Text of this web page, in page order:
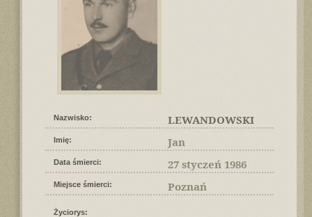
Nazwisko: LEWANDOWSKI
Imię: Jan
Data śmierci: 27 styczeń 1986
Miejsce śmierci: Poznań
Życiorys: